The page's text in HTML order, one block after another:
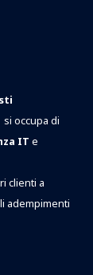
si occupa di
IT e
clienti a
adempimenti